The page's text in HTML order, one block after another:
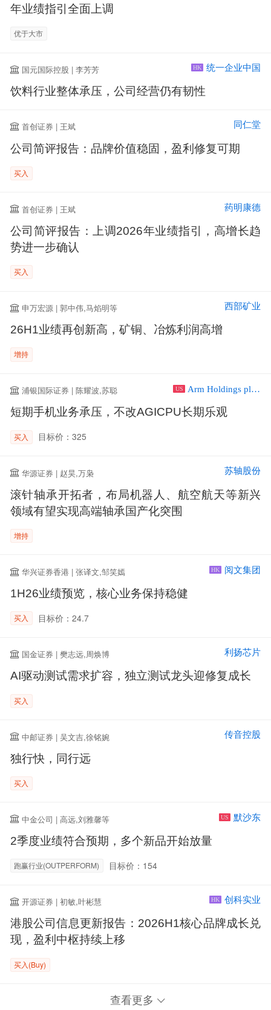
年业绩指引全面上调
优于大市
国元国际控股 | 李芳芳 HK 统一企业中国
饮料行业整体承压，公司经营仍有韧性
首创证券 | 王斌 同仁堂
公司简评报告：品牌价值稳固，盈利修复可期
买入
首创证券 | 王斌 药明康德
公司简评报告：上调2026年业绩指引，高增长趋
势进一步确认
买入
申万宏源 | 郭中伟,马焰明等 西部矿业
26H1业绩再创新高，矿铜、冶炼利润高增
增持
浦银国际证券 | 陈耀波,苏聪 US Arm Holdings plc ADR
短期手机业务承压，不改AGICPU长期乐观
买入 目标价：325
华源证券 | 赵昊,万枭 苏轴股份
滚针轴承开拓者，布局机器人、航空航天等新兴
领域有望实现高端轴承国产化突围
增持
华兴证券香港 | 张译文,邹笑嫣 HK 阅文集团
1H26业绩预览，核心业务保持稳健
买入 目标价：24.7
国金证券 | 樊志远,周焕博 利扬芯片
AI驱动测试需求扩容，独立测试龙头迎修复成长
买入
中邮证券 | 吴文吉,徐铭婉 传音控股
独行快，同行远
买入
中金公司 | 高远,刘雅馨等 US 默沙东
2季度业绩符合预期，多个新品开始放量
跑赢行业(OUTPERFORM) 目标价：154
开源证券 | 初敏,叶彬慧 HK 创科实业
港股公司信息更新报告：2026H1核心品牌成长兑
现，盈利中枢持续上移
买入(Buy)
查看更多